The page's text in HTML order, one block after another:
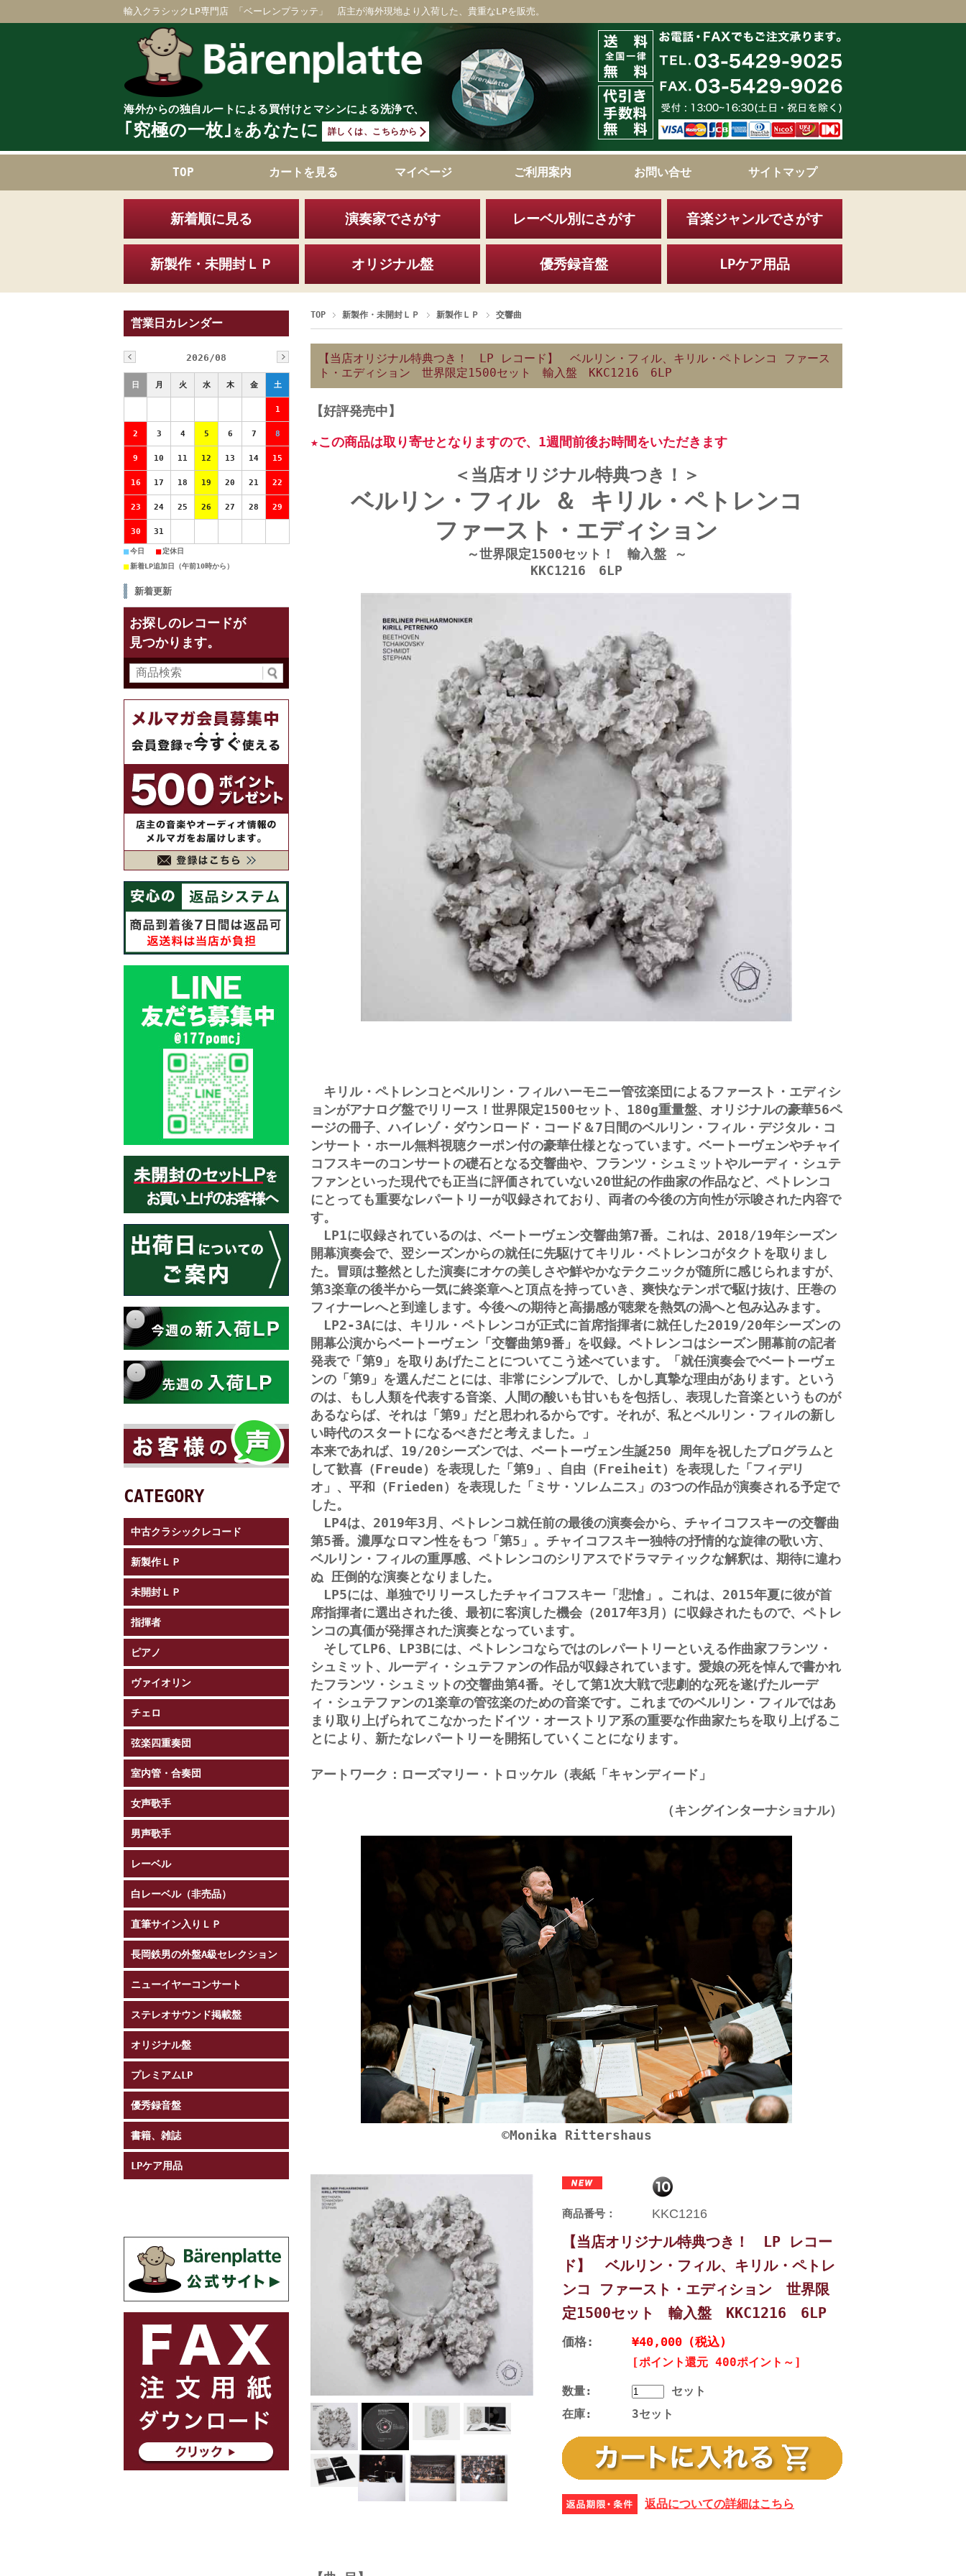
輸入クラシックLP専門店 「ベーレンプラッテ」 店主が海外現地より入荷した、貴重なLPを販売。
海外からの独自ルートによる買付けとマシンによる洗浄で、
｢究極の一枚｣ をあなたに 詳しくは、こちらから
TOP カートを見る マイページ ご利用案内 お問い合せ サイトマップ
新着順に見る 演奏家でさがす レーベル別にさがす 音楽ジャンルでさがす
新製作・未開封ＬＰ オリジナル盤 優秀録音盤 LPケア用品
TOP 新製作・未開封ＬＰ 新製作ＬＰ 交響曲
【当店オリジナル特典つき！ LP レコード】 ベルリン・フィル、キリル・ペトレンコ ファース
ト・エディション 世界限定1500セット 輸入盤 KKC1216 6LP
【好評発売中】
★この商品は取り寄せとなりますので、1週間前後お時間をいただきます
＜当店オリジナル特典つき！＞
ベルリン・フィル ＆ キリル・ペトレンコ
ファースト・エディション
～世界限定1500セット！ 輸入盤 ～
KKC1216 6LP
キリル・ペトレンコとベルリン・フィルハーモニー管弦楽団によるファースト・エディシ
ョンがアナログ盤でリリース！世界限定1500セット、180g重量盤、オリジナルの豪華56ペ
ージの冊子、ハイレゾ・ダウンロード・コード＆7日間のベルリン・フィル・デジタル・コ
ンサート・ホール無料視聴クーポン付の豪華仕様となっています。ベートーヴェンやチャイ
コフスキーのコンサートの礎石となる交響曲や、フランツ・シュミットやルーディ・シュテ
ファンといった現代でも正当に評価されていない20世紀の作曲家の作品など、ペトレンコ
にとっても重要なレパートリーが収録されており、両者の今後の方向性が示唆された内容で
す。
LP1に収録されているのは、ベートーヴェン交響曲第7番。これは、2018/19年シーズン
開幕演奏会で、翌シーズンからの就任に先駆けてキリル・ペトレンコがタクトを取りまし
た。冒頭は整然とした演奏にオケの美しさや鮮やかなテクニックが随所に感じられますが、
第3楽章の後半から一気に終楽章へと頂点を持っていき、爽快なテンポで駆け抜け、圧巻の
フィナーレへと到達します。今後への期待と高揚感が聴衆を熱気の渦へと包み込みます。
LP2-3Aには、キリル・ペトレンコが正式に首席指揮者に就任した2019/20年シーズンの
開幕公演からベートーヴェン「交響曲第9番」を収録。ペトレンコはシーズン開幕前の記者
発表で「第9」を取りあげたことについてこう述べています。「就任演奏会でベートーヴェ
ンの「第9」を選んだことには、非常にシンプルで、しかし真摯な理由があります。という
のは、もし人類を代表する音楽、人間の酸いも甘いもを包括し、表現した音楽というものが
あるならば、それは「第9」だと思われるからです。それが、私とベルリン・フィルの新し
い時代のスタートになるべきだと考えました。」
本来であれば、19/20シーズンでは、ベートーヴェン生誕250 周年を祝したプログラムと
して歓喜（Freude）を表現した「第9」、自由（Freiheit）を表現した「フィデリ
オ」、平和（Frieden）を表現した「ミサ・ソレムニス」の3つの作品が演奏される予定で
した。
LP4は、2019年3月、ペトレンコ就任前の最後の演奏会から、チャイコフスキーの交響曲
第5番。濃厚なロマン性をもつ「第5」。チャイコフスキー独特の抒情的な旋律の歌い方、
ベルリン・フィルの重厚感、ペトレンコのシリアスでドラマティックな解釈は、期待に違わ
ぬ 圧倒的な演奏となりました。
LP5には、単独でリリースしたチャイコフスキー「悲愴」。これは、2015年夏に彼が首
席指揮者に選出された後、最初に客演した機会（2017年3月）に収録されたもので、ペトレ
ンコの真価が発揮された演奏となっています。
そしてLP6、LP3Bには、ペトレンコならではのレパートリーといえる作曲家フランツ・
シュミット、ルーディ・シュテファンの作品が収録されています。愛娘の死を悼んで書かれ
たフランツ・シュミットの交響曲第4番。そして第1次大戦で悲劇的な死を遂げたルーデ
ィ・シュテファンの1楽章の管弦楽のための音楽です。これまでのベルリン・フィルではあ
まり取り上げられてこなかったドイツ・オーストリア系の重要な作曲家たちを取り上げるこ
とにより、新たなレパートリーを開拓していくことになります。
アートワーク：ローズマリー・トロッケル（表紙「キャンディード」
（キングインターナショナル）
©Monika Rittershaus
商品番号：
【当店オリジナル特典つき！ LP レコー
ド】 ベルリン・フィル、キリル・ペトレ
ンコ ファースト・エディション 世界限
定1500セット 輸入盤 KKC1216 6LP
価格: ¥40,000 (税込)
[ポイント還元 400ポイント～]
数量:
セット
在庫:
3セット
返品についての詳細はこちら
営業日カレンダー
2026/08
日 月 火 水 木 金 土
1
2 3 4 5 6 7 8
9 10 11 12 13 14 15
16 17 18 19 20 21 22
23 24 25 26 27 28 29
30 31
■今日 ■定休日
■新着LP追加日（午前10時から）
新着更新
お探しのレコードが
見つかります。
CATEGORY
中古クラシックレコード
新製作ＬＰ
未開封ＬＰ
指揮者
ピアノ
ヴァイオリン
チェロ
弦楽四重奏団
室内管・合奏団
女声歌手
男声歌手
レーベル
白レーベル（非売品）
直筆サイン入りＬＰ
長岡鉄男の外盤A級セレクション
ニューイヤーコンサート
ステレオサウンド掲載盤
オリジナル盤
プレミアムLP
優秀録音盤
書籍、雑誌
LPケア用品